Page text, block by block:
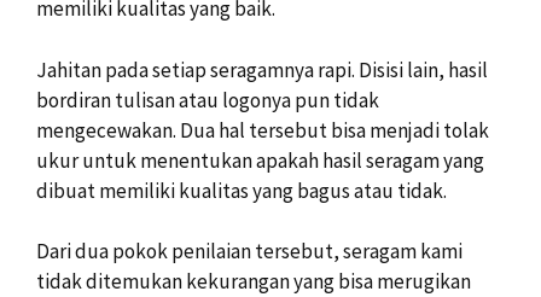
memiliki kualitas yang baik.
Jahitan pada setiap seragamnya rapi. Disisi lain, hasil
bordiran tulisan atau logonya pun tidak
mengecewakan. Dua hal tersebut bisa menjadi tolak
ukur untuk menentukan apakah hasil seragam yang
dibuat memiliki kualitas yang bagus atau tidak.
Dari dua pokok penilaian tersebut, seragam kami
tidak ditemukan kekurangan yang bisa merugikan